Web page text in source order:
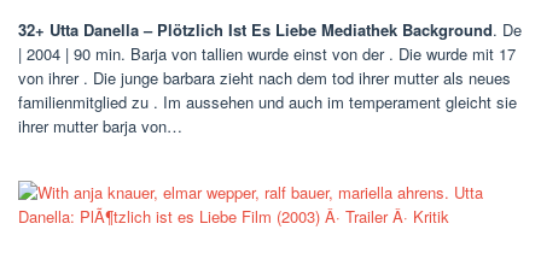
32+ Utta Danella – Plötzlich Ist Es Liebe Mediathek Background. De
| 2004 | 90 min. Barja von tallien wurde einst von der . Die wurde mit 17
von ihrer . Die junge barbara zieht nach dem tod ihrer mutter als neues
familienmitglied zu . Im aussehen und auch im temperament gleicht sie
ihrer mutter barja von…